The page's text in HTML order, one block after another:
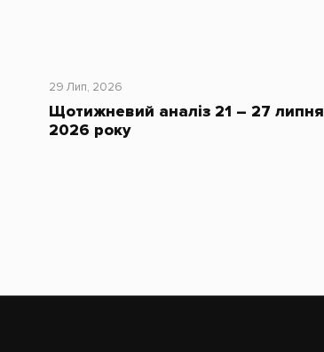
29 Лип, 2026
Щотижневий аналіз 21 – 27 липня
2026 року